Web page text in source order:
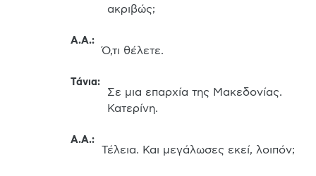
ακριβώς;
Α.Α.:
Ό,τι θέλετε.
Τάνια:
Σε μια επαρχία της Μακεδονίας.
Κατερίνη.
Α.Α.:
Τέλεια. Και μεγάλωσες εκεί, λοιπόν;